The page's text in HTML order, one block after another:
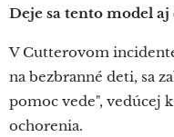
Deje sa tento model aj
V Cutterovom
na bezbranné deti, sa
pomoc vede", vedúcej
ochorenia.